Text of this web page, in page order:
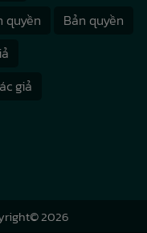
quyền
Bản quyền
giả
2026